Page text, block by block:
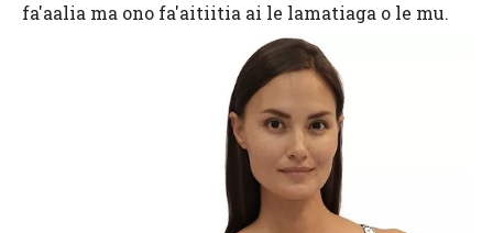
fa'aalia ma ono fa'aitiitia ai le lamatiaga o le mu.